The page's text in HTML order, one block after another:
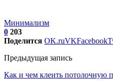
Минимализм
0 203
Поделится OK.ruVKFacebook
Предыдущая запись
Как и чем клеить потолочную